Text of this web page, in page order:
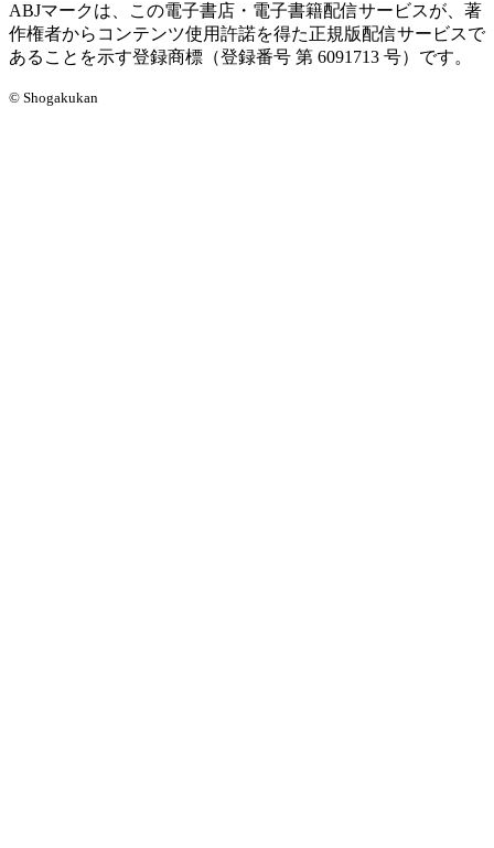
ABJマークは、この電子書店・電子書籍配信サービスが、著
作権者からコンテンツ使用許諾を得た正規版配信サービスで
あることを示す登録商標（登録番号 第 6091713 号）です。
© Shogakukan